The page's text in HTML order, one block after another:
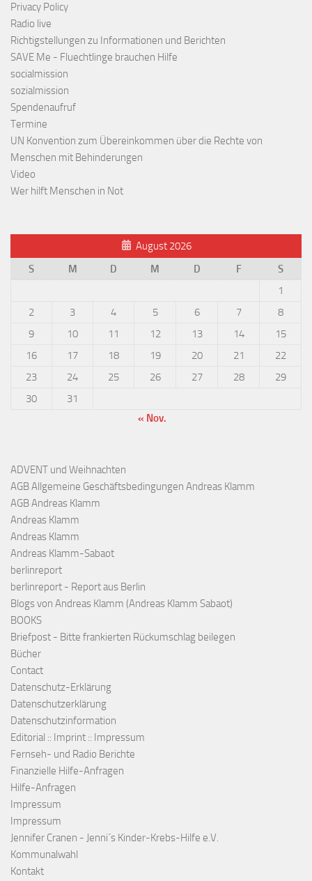
Privacy Policy
Radio live
Richtigstellungen zu Informationen und Berichten
SAVE Me - Fluechtlinge brauchen Hilfe
socialmission
sozialmission
Spendenaufruf
Termine
UN Konvention zum Übereinkommen über die Rechte von
Menschen mit Behinderungen
Video
Wer hilft Menschen in Not
August 2026
S
M D M D F
S
1
2
3 4 5 6 7
8
9
10 11 12 13 14
15
16
17 18 19 20 21
22
23
24 25 26 27 28
29
30
31
« Nov.
ADVENT und Weihnachten
AGB Allgemeine Geschäftsbedingungen Andreas Klamm
AGB Andreas Klamm
Andreas Klamm
Andreas Klamm
Andreas Klamm-Sabaot
berlinreport
berlinreport - Report aus Berlin
Blogs von Andreas Klamm (Andreas Klamm Sabaot)
BOOKS
Briefpost - Bitte frankierten Rückumschlag beilegen
Bücher
Contact
Datenschutz-Erklärung
Datenschutzerklärung
Datenschutzinformation
Editorial :: Imprint :: Impressum
Fernseh- und Radio Berichte
Finanzielle Hilfe-Anfragen
Hilfe-Anfragen
Impressum
Impressum
Jennifer Cranen - Jenni´s Kinder-Krebs-Hilfe e.V.
Kommunalwahl
Kontakt